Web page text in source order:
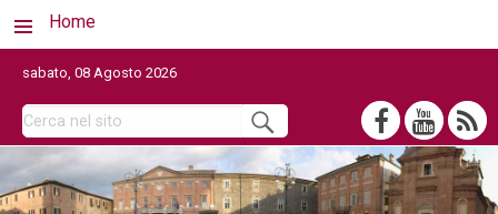
Home
sabato, 08 Agosto 2026